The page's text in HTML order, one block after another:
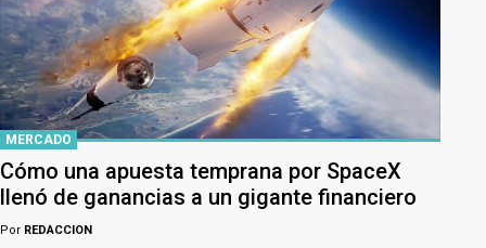
MERCADO
Cómo una apuesta temprana por SpaceX
llenó de ganancias a un gigante financiero
Por REDACCION